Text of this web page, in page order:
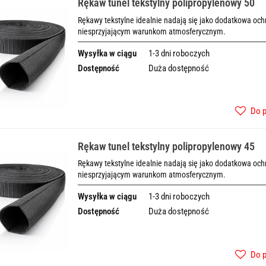
Rękaw tunel tekstylny polipropylenowy 50
Rękawy tekstylne idealnie nadają się jako dodatkowa
niesprzyjającym warunkom atmosferycznym.
Wysyłka w ciągu
1-3 dni roboczych
Dostępność
Duża dostępność
Do
Rękaw tunel tekstylny polipropylenowy 45
Rękawy tekstylne idealnie nadają się jako dodatkowa
niesprzyjającym warunkom atmosferycznym.
Wysyłka w ciągu
1-3 dni roboczych
Dostępność
Duża dostępność
Do